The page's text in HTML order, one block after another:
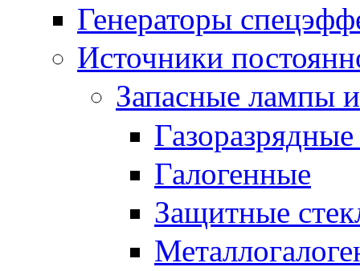
Генераторы
Источники
Запасные лампы
Галогенные
Защитные